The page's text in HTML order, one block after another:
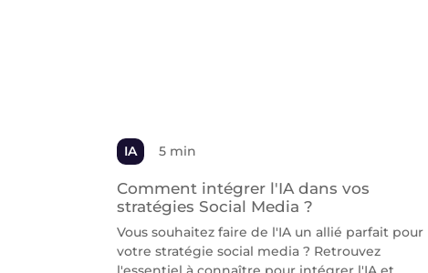
IA 5 min
Comment intégrer l'IA dans vos
stratégies Social Media ?
Vous souhaitez faire de l'IA un allié parfait pour
votre stratégie social media ? Retrouvez